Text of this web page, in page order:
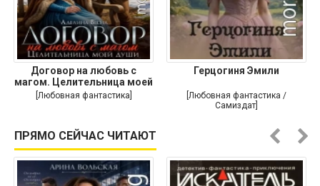
Договор на любовь с
магом. Целительница моей
души
[Любовная фантастика]
Герцогиня Эмили
[Любовная фантастика /
Самиздат]
ПРЯМО СЕЙЧАС ЧИТАЮТ